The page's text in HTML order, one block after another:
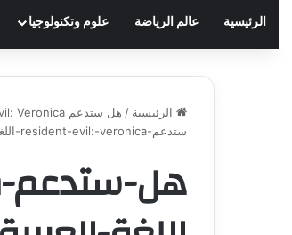
الرئيسية عالم الرياضة علوم وتكنولوجيا
الرئيسية / هل ستدعم Resident Evil: Veronica اللغة العربية؟ صور جديدة للعبة والمزيد – العاب – يلا لايف - يلا لايف
ستدعم-resident-evil:-veronica-اللغة-العربية؟-صور-جديدة-للعبة-والمزيد-–-العاب-–-يلا-لايف-–-يلا-لايف